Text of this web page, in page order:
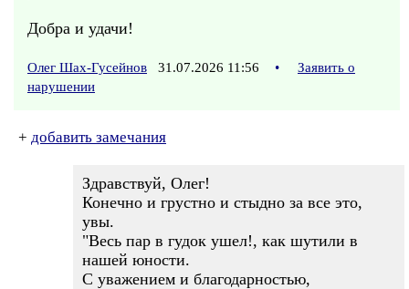
Добра и удачи!
Олег Шах-Гусейнов 31.07.2026 11:56 •
Заявить о
нарушении
+ добавить замечания
Здравствуй, Олег!
Конечно и грустно и стыдно за все это,
увы.
"Весь пар в гудок ушел!, как шутили в
нашей юности.
С уважением и благодарностью,